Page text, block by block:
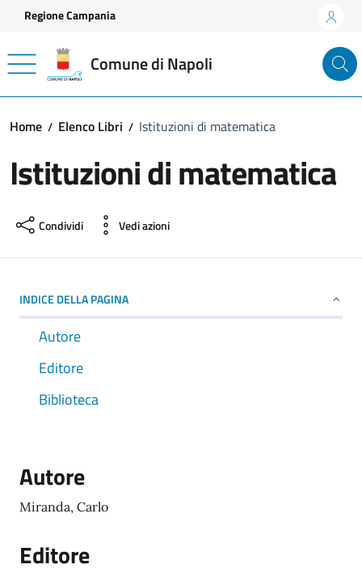
Vai ai contenuti
Vai al footer
Regione Campania
Comune di Napoli
Home Elenco Libri Istituzioni di matematica
Istituzioni di matematica
Condividi Vedi azioni
INDICE DELLA PAGINA
Autore
Editore
Biblioteca
Autore
Miranda, Carlo
Editore